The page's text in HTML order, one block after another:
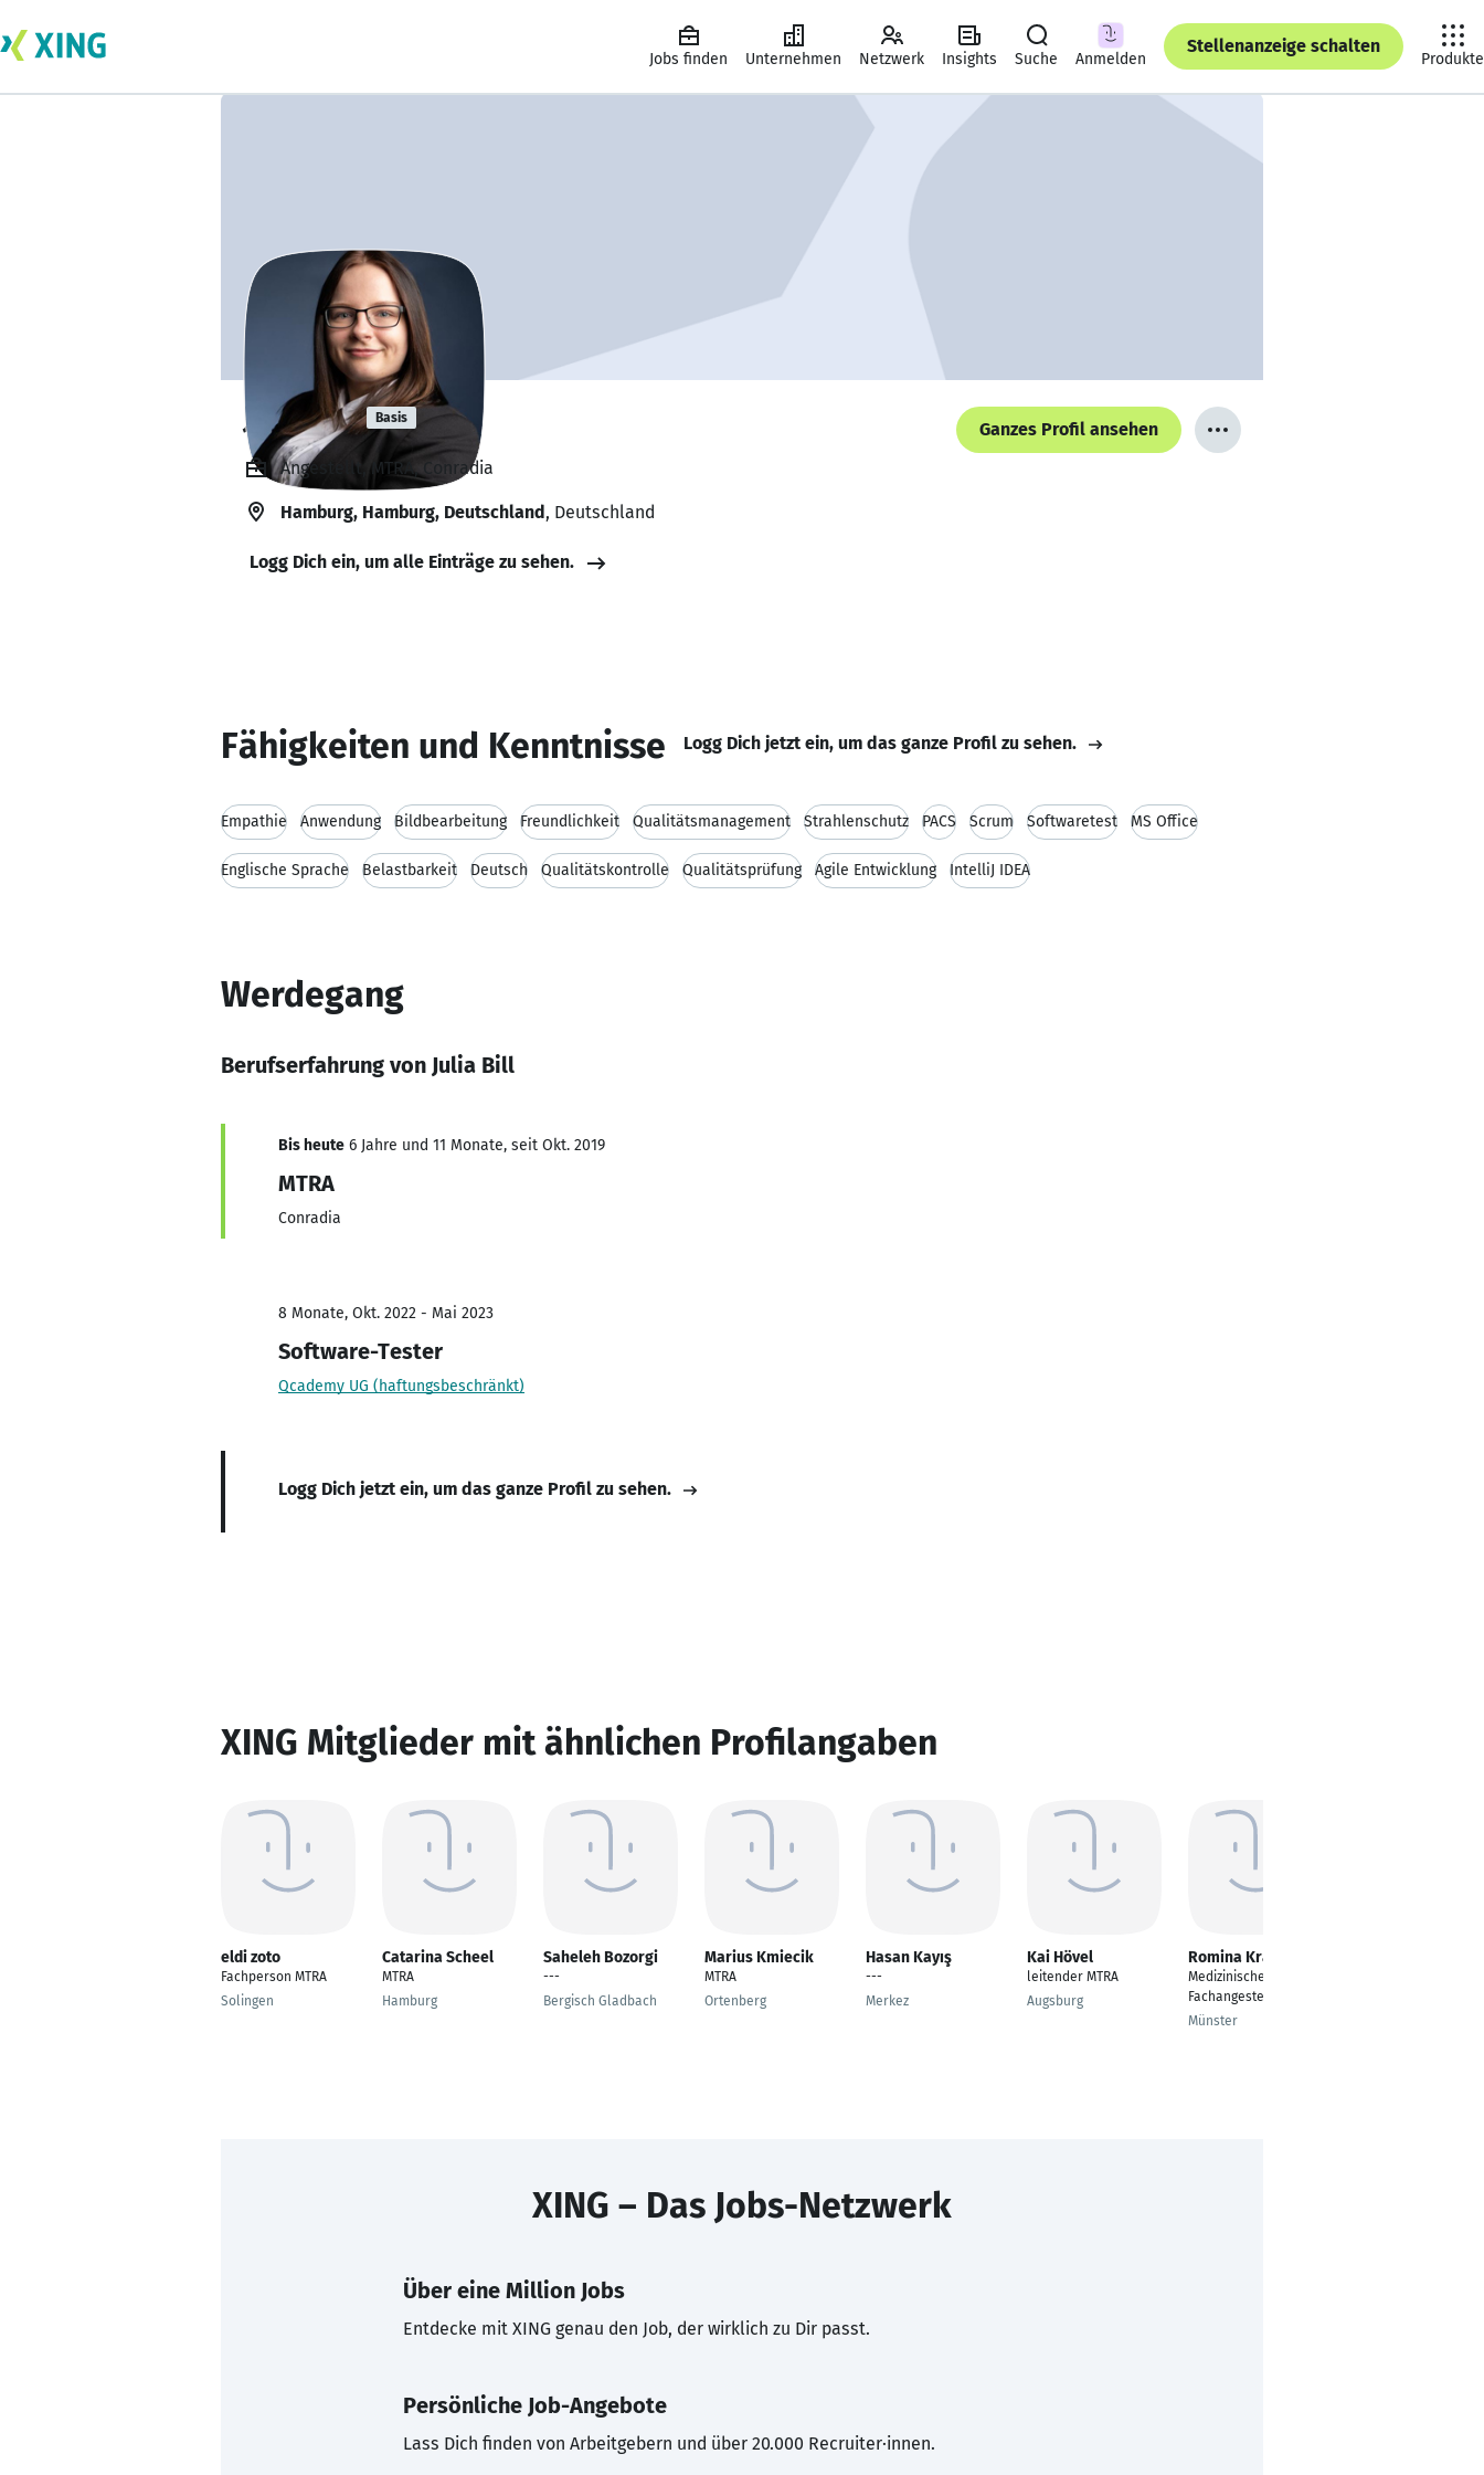
Jobs finden Unternehmen Netzwerk Insights Suche Anmelden
Stellenanzeige schalten
Produkte
Julia Bill Basis
Ganzes Profil ansehen
Angestellt, MTRA, Conradia
Hamburg, Hamburg, Deutschland, Deutschland
Logg Dich ein, um alle Einträge zu sehen.
Fähigkeiten und Kenntnisse Logg Dich jetzt ein, um das ganze Profil zu sehen.
Empathie Anwendung Bildbearbeitung Freundlichkeit Qualitätsmanagement Strahlenschutz PACS Scrum Softwaretest MS Office
Englische Sprache Belastbarkeit Deutsch Qualitätskontrolle Qualitätsprüfung Agile Entwicklung IntelliJ IDEA
Werdegang
Berufserfahrung von Julia Bill
Bis heute 6 Jahre und 11 Monate, seit Okt. 2019
MTRA
Conradia
8 Monate, Okt. 2022 - Mai 2023
Software-Tester
Qcademy UG (haftungsbeschränkt)
Logg Dich jetzt ein, um das ganze Profil zu sehen.
XING Mitglieder mit ähnlichen Profilangaben
eldi zoto
Fachperson MTRA
Solingen
Catarina Scheel
MTRA
Hamburg
Saheleh Bozorgi
---
Bergisch Gladbach
Marius Kmiecik
MTRA
Ortenberg
Hasan Kayış
---
Merkez
Kai Hövel
leitender MTRA
Augsburg
Romina Krause
Medizinische
Fachangestellte
Münster
XING – Das Jobs-Netzwerk
Über eine Million Jobs
Entdecke mit XING genau den Job, der wirklich zu Dir passt.
Persönliche Job-Angebote
Lass Dich finden von Arbeitgebern und über 20.000 Recruiter·innen.